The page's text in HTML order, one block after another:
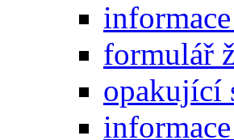
formulář
opakující